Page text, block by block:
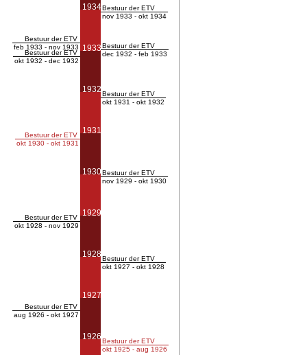
Bestuur der ETV
feb 1933 - nov 1933
Bestuur der ETV
okt 1932 - dec 1932
Bestuur der ETV
okt 1930 - okt 1931
Bestuur der ETV
okt 1928 - nov 1929
Bestuur der ETV
aug 1926 - okt 1927
1934
1933
1932
1931
1930
1929
1928
1927
1926
Bestuur der ETV
nov 1933 - okt 1934
Bestuur der ETV
dec 1932 - feb 1933
Bestuur der ETV
okt 1931 - okt 1932
Bestuur der ETV
nov 1929 - okt 1930
Bestuur der ETV
okt 1927 - okt 1928
Bestuur der ETV
okt 1925 - aug 1926